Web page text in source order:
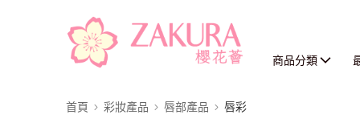
商品分類
首頁 彩妝產品 唇部產品 唇彩